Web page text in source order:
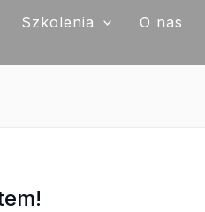
Szkolenia O nas